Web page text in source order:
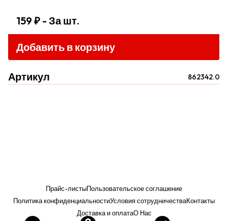
159 ₽ - За шт.
Добавить в корзину
Артикул 862342.0
Прайс-листыПользовательское соглашение
Политика конфиденциальностиУсловия сотрудничестваКонтакты
Доставка и оплатаО Нас